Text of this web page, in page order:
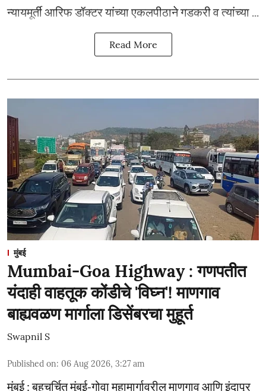
न्यायमूर्ती आरिफ डॉक्टर यांच्या एकलपीठाने गडकरी व त्यांच्या ...
Read More
मुंबई
Mumbai-Goa Highway : गणपतीत
यंदाही वाहतूक कोंडीचे 'विघ्न'! माणगाव
बाह्यवळण मार्गाला डिसेंबरचा मुहूर्त
Swapnil S
Published on: 06 Aug 2026, 3:27 am
मुंबई : बहुचर्चित मुंबई-गोवा महामार्गावरील माणगाव आणि इंदापूर